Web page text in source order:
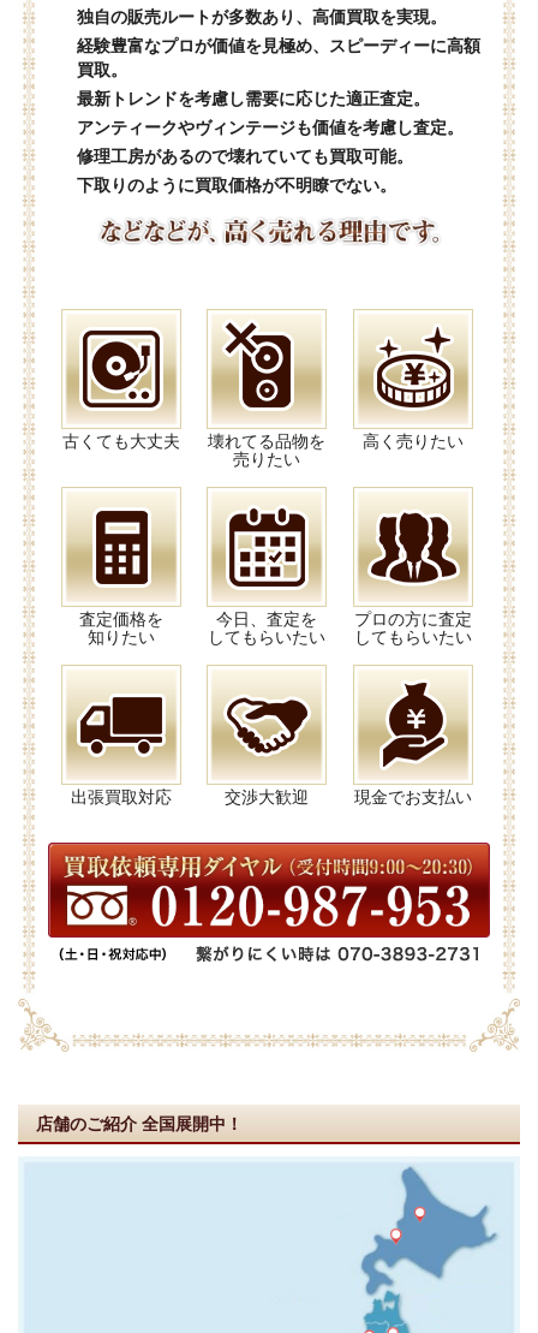
独自の販売ルートが多数あり、高価買取を実現。
経験豊富なプロが価値を見極め、スピーディーに高額
買取。
最新トレンドを考慮し需要に応じた適正査定。
アンティークやヴィンテージも価値を考慮し査定。
修理工房があるので壊れていても買取可能。
下取りのように買取価格が不明瞭でない。
古くても大丈夫
壊れてる品物を
売りたい
高く売りたい
査定価格を
知りたい
今日、査定を
してもらいたい
プロの方に査定
してもらいたい
出張買取対応 交渉大歓迎 現金でお支払い
店舗のご紹介 全国展開中！